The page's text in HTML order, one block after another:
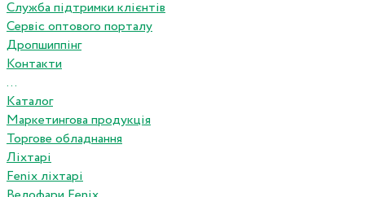
Служба підтримки клієнтів
Сервіс оптового порталу
Дропшиппінг
Контакти
...
Каталог
Маркетингова продукція
Торгове обладнання
Ліхтарі
Fenix ліхтарі